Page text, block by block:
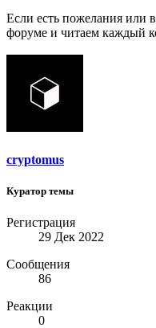
Если есть пожелания или
форуме и читаем каждый
cryptomus
Куратор темы
Регистрация
29 Дек 2022
Сообщения
86
Реакции
0